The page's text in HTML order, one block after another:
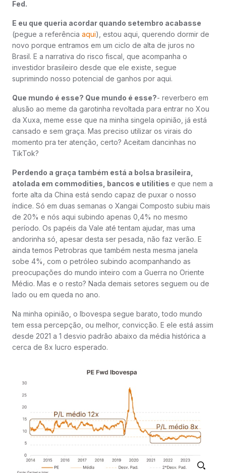
Fed.
E eu que queria acordar quando setembro acabasse
(pegue a referência aqui), estou aqui, querendo dormir de
novo porque entramos em um ciclo de alta de juros no
Brasil. E a narrativa do risco fiscal, que acompanha o
investidor brasileiro desde que ele existe, segue
suprimindo nosso potencial de ganhos por aqui.
Que mundo é esse? Que mundo é esse?- reverbero em
alusão ao meme da garotinha revoltada para entrar no Xou
da Xuxa, meme esse que na minha singela opinião, já está
cansado e sem graça. Mas preciso utilizar os virais do
momento pra ter atenção, certo? Aceitam dancinhas no
TikTok?
Perdendo a graça também está a bolsa brasileira,
atolada em commodities, bancos e utilities e que nem a
forte alta da China está sendo capaz de puxar o nosso
índice. Só em duas semanas o Xangai Composto subiu mais
de 20% e nós aqui subindo apenas 0,4% no mesmo
período. Os papéis da Vale até tentam ajudar, mas uma
andorinha só, apesar desta ser pesada, não faz verão. E
ainda temos Petrobras que também nesta mesma janela
sobe 4%, com o petróleo subindo acompanhando as
preocupações do mundo inteiro com a Guerra no Oriente
Médio. Mas e o resto? Nada demais setores seguem ou de
lado ou em queda no ano.
Na minha opinião, o Ibovespa segue barato, todo mundo
tem essa percepção, ou melhor, convicção. E ele está assim
desde 2021 a 1 desvio padrão abaixo da média histórica a
cerca de 8x lucro esperado.